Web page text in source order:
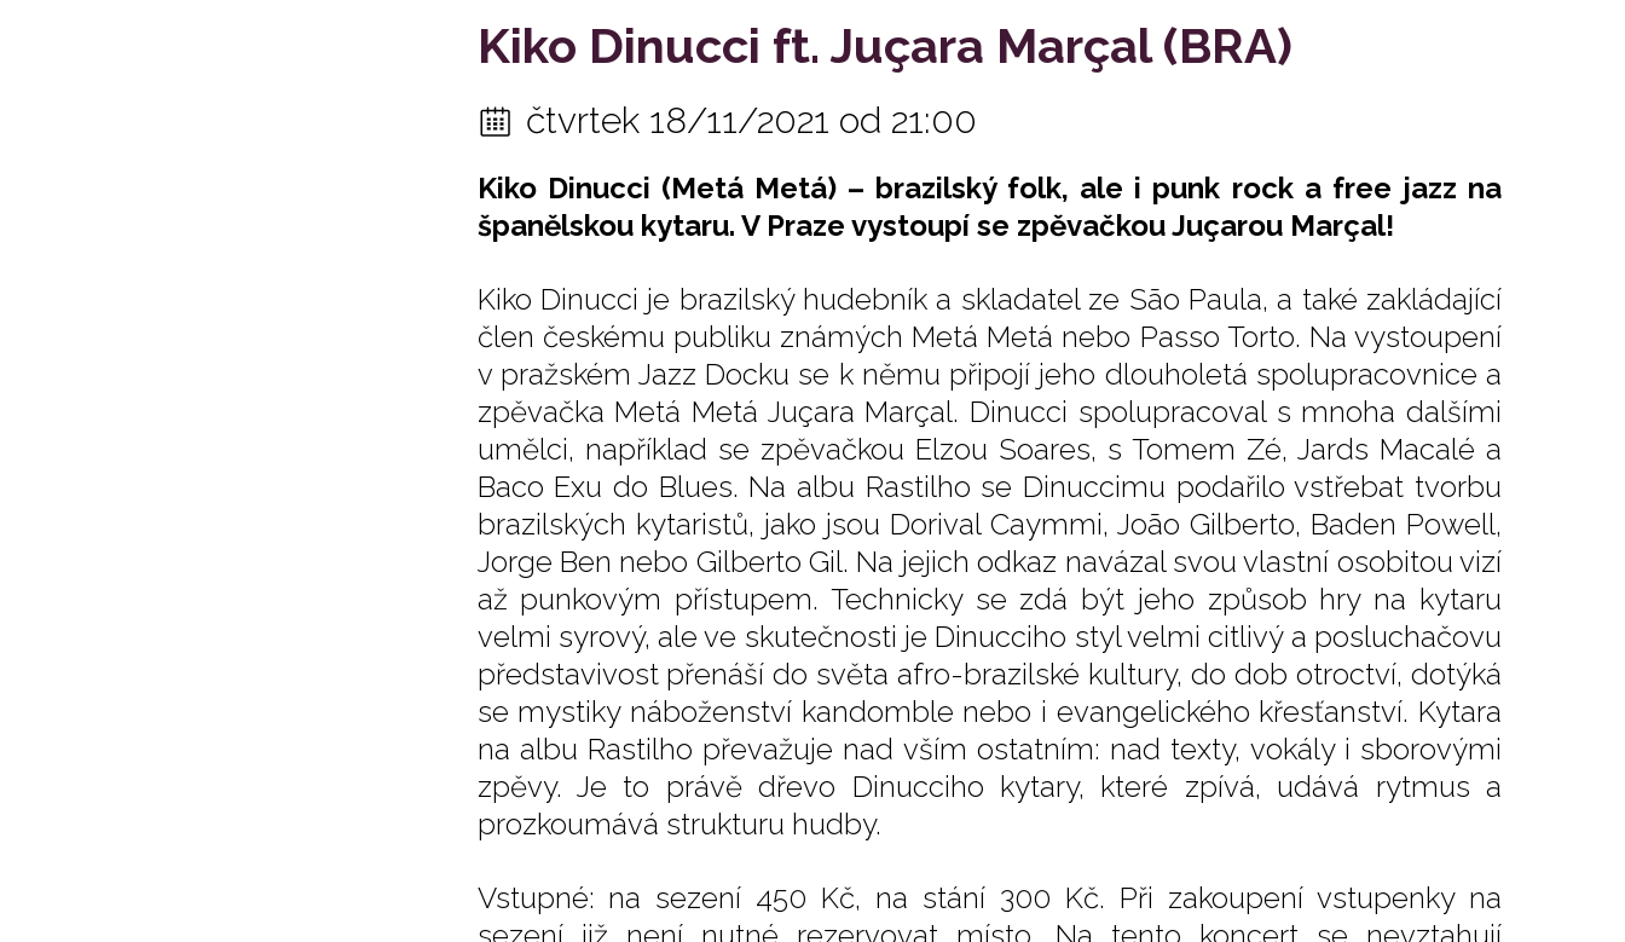
Kiko Dinucci ft. Juçara Marçal (BRA)
čtvrtek 18/11/2021 od 21:00
Kiko Dinucci (Metá Metá) – brazilský folk, ale i punk rock a free jazz na
španělskou kytaru. V Praze vystoupí se zpěvačkou Juçarou Marçal!
Kiko Dinucci je brazilský hudebník a skladatel ze São Paula, a také zakládající
člen českému publiku známých Metá Metá nebo Passo Torto. Na vystoupení
v pražském Jazz Docku se k němu připojí jeho dlouholetá spolupracovnice a
zpěvačka Metá Metá Juçara Marçal. Dinucci spolupracoval s mnoha dalšími
umělci, například se zpěvačkou Elzou Soares, s Tomem Zé, Jards Macalé a
Baco Exu do Blues. Na albu Rastilho se Dinuccimu podařilo vstřebat tvorbu
brazilských kytaristů, jako jsou Dorival Caymmi, João Gilberto, Baden Powell,
Jorge Ben nebo Gilberto Gil. Na jejich odkaz navázal svou vlastní osobitou vizí
až punkovým přístupem. Technicky se zdá být jeho způsob hry na kytaru
velmi syrový, ale ve skutečnosti je Dinucciho styl velmi citlivý a posluchačovu
představivost přenáší do světa afro-brazilské kultury, do dob otroctví, dotýká
se mystiky náboženství kandomble nebo i evangelického křesťanství. Kytara
na albu Rastilho převažuje nad vším ostatním: nad texty, vokály i sborovými
zpěvy. Je to právě dřevo Dinucciho kytary, které zpívá, udává rytmus a
prozkoumává strukturu hudby.
Vstupné: na sezení 450 Kč, na stání 300 Kč. Při zakoupení vstupenky na